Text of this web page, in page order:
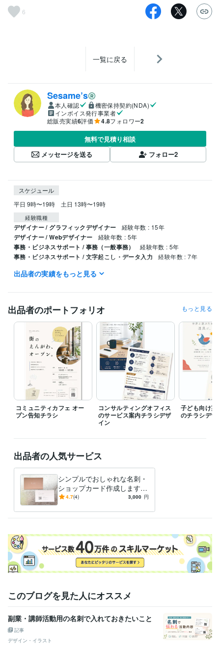
6
一覧に戻る
Sesame’s
本人確認
機密保持契約(NDA)
インボイス発行事業者
総販売実績6評価 4.8フォロワー2
無料で見積り相談
メッセージを送る
フォロー2
スケジュール
平日 9時〜19時　土日 13時〜19時
経験職種
デザイナー / グラフィックデザイナー 経験年数 : 15年
デザイナー / Webデザイナー 経験年数 : 5年
事務・ビジネスサポート / 事務（一般事務） 経験年数 : 5年
事務・ビジネスサポート / 文字起こし・データ入力 経験年数 : 7年
プログラミング言語・フレームワーク
Excel:20年Google スプレッドシート:5年
Pages:1年
PowerPoint:3年Word:20年弥生会計:2年ChatGPT:1年
Adobe Firefly:1年 Adobe Photoshop:20年Lightroom:5年
Adobe Premiere Pro:1年
Adobe Illustrator:20年
Adobe InDesign:1年Figma:0年
得意分野
デザイン制作 チラシデザイン 名刺デザイン
三つ折りパンフレット
デザイン
出品者の実績をもっと見る
出品者のポートフォリオ もっと見る
コミュニティカフェ オー
プン告知チラシ
コンサルティングオフィス
のサービス案内チラシデザ
イン
子ども向け英
のチラシデザ
出品者の人気サービス
シンプルでおしゃれな名刺・
ショップカード作成します
はじめての開業・独立に。サ
方に人気
4.7(4) 3,000 円
このブログを見た人にオススメ
副業・講師活動用の名刺で入れておきたいこと
記事
デザイン・イラスト